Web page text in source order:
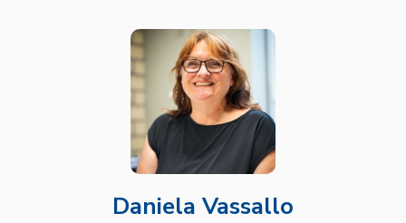
Daniela Vassallo